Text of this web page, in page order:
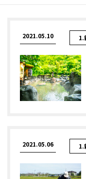
2021.05.10 1.
2021.05.06 1.